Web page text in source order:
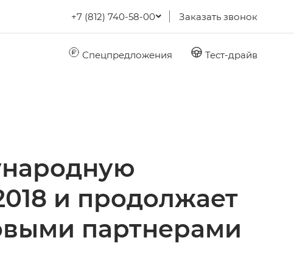
+7 (812) 740-58-00 Заказать звонок
Спецпредложения Тест-драйв
и продолжает
партнерами